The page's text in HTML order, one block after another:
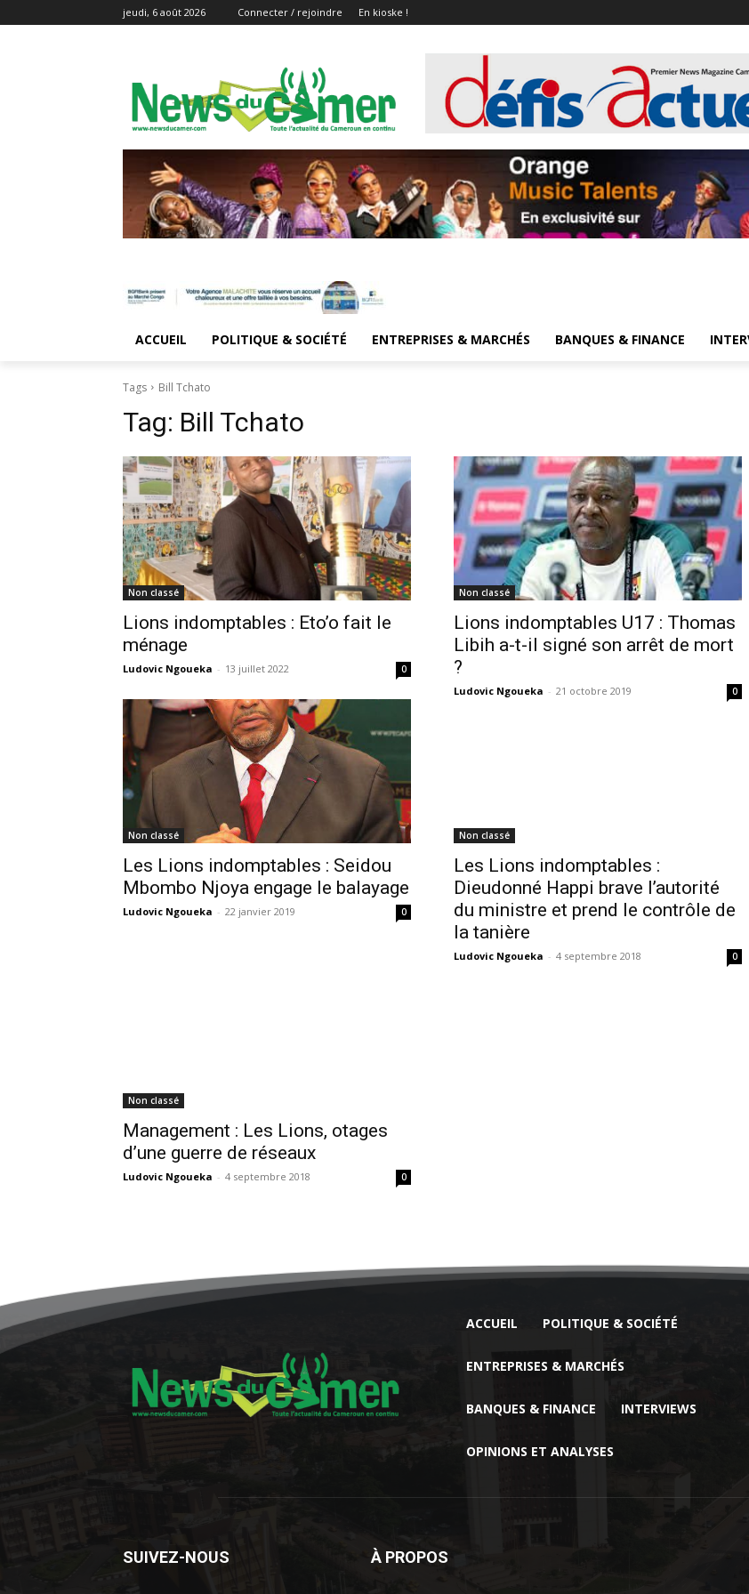
jeudi, 6 août 2026 Connecter / rejoindre En kioske !
ACCUEIL POLITIQUE & SOCIÉTÉ ENTREPRISES & MARCHÉS BANQUES & FINANCE
Tags Bill Tchato
Tag: Bill Tchato
Non classé
Lions indomptables : Eto’o fait le
ménage
Ludovic Ngoueka - 13 juillet 2022 0
Non classé
Lions indomptables U17 : Thomas
Libih a-t-il signé son arrêt de mort
?
Ludovic Ngoueka - 21 octobre 2019 0
Non classé
Les Lions indomptables : Seidou
Mbombo Njoya engage le balayage
Ludovic Ngoueka - 22 janvier 2019 0
Non classé
Les Lions indomptables :
Dieudonné Happi brave l’autorité
du ministre et prend le contrôle de
la tanière
Ludovic Ngoueka - 4 septembre 2018 0
Non classé
Management : Les Lions, otages
d’une guerre de réseaux
Ludovic Ngoueka - 4 septembre 2018 0
ACCUEIL POLITIQUE & SOCIÉTÉ
ENTREPRISES & MARCHÉS
BANQUES & FINANCE INTERVIEWS
OPINIONS ET ANALYSES
SUIVEZ-NOUS À PROPOS